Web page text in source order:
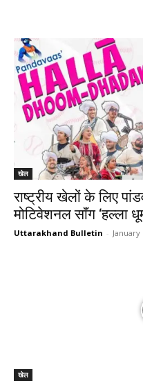
खेल
राष्ट्रीय खेलों के लिए
मोटिवेशनल साॅंग ‘हल्ला
Uttarakhand Bulletin - January
खेल